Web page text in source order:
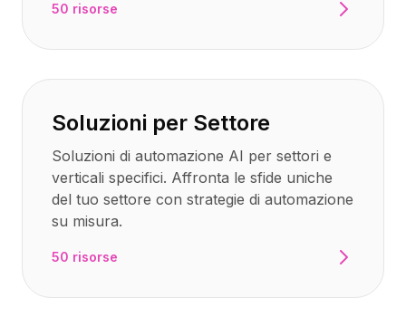
50 risorse
Soluzioni per Settore
Soluzioni di automazione AI per settori e
verticali specifici. Affronta le sfide uniche
del tuo settore con strategie di automazione
su misura.
50 risorse